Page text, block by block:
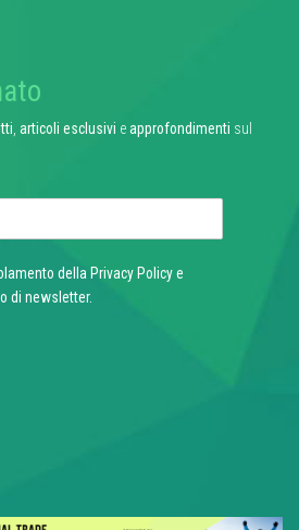
articoli esclusivi eapprofondimenti sul
della Privacy Policye
di newsletter.